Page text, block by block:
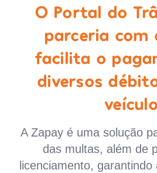
O Portal do
parceria com
facilita o
diversos
veículo
A Zapay é uma solução
das multas, além de
licenciamento,